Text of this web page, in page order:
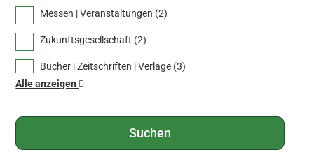
Messen | Veranstaltungen (2)
Zukunftsgesellschaft (2)
Bücher | Zeitschriften | Verlage (3)
Freizeit | Gastronomie | Reisen (
Gesundheitsprodukte | Energiemedizin (8)
Alle anzeigen